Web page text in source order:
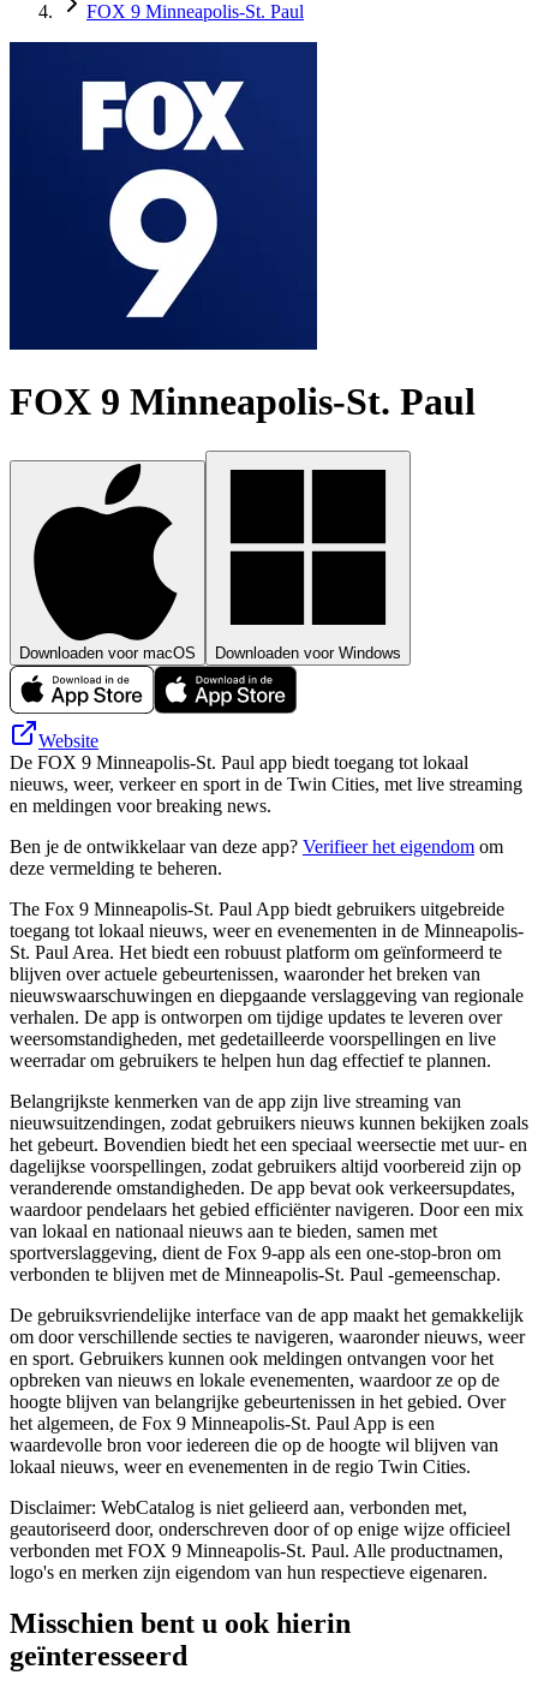
FOX 9 Minneapolis-St. Paul
FOX 9 Minneapolis-St. Paul
Downloaden voor macOS Downloaden voor Windows
Website
De FOX 9 Minneapolis-St. Paul app biedt toegang tot lokaal
nieuws, weer, verkeer en sport in de Twin Cities, met live streaming
en meldingen voor breaking news.
Ben je de ontwikkelaar van deze app? Verifieer het eigendom om
deze vermelding te beheren.
The Fox 9 Minneapolis-St. Paul App biedt gebruikers uitgebreide
toegang tot lokaal nieuws, weer en evenementen in de Minneapolis-
St. Paul Area. Het biedt een robuust platform om geïnformeerd te
blijven over actuele gebeurtenissen, waaronder het breken van
nieuwswaarschuwingen en diepgaande verslaggeving van regionale
verhalen. De app is ontworpen om tijdige updates te leveren over
weersomstandigheden, met gedetailleerde voorspellingen en live
weerradar om gebruikers te helpen hun dag effectief te plannen.
Belangrijkste kenmerken van de app zijn live streaming van
nieuwsuitzendingen, zodat gebruikers nieuws kunnen bekijken zoals
het gebeurt. Bovendien biedt het een speciaal weersectie met uur- en
dagelijkse voorspellingen, zodat gebruikers altijd voorbereid zijn op
veranderende omstandigheden. De app bevat ook verkeersupdates,
waardoor pendelaars het gebied efficiënter navigeren. Door een mix
van lokaal en nationaal nieuws aan te bieden, samen met
sportverslaggeving, dient de Fox 9-app als een one-stop-bron om
verbonden te blijven met de Minneapolis-St. Paul -gemeenschap.
De gebruiksvriendelijke interface van de app maakt het gemakkelijk
om door verschillende secties te navigeren, waaronder nieuws, weer
en sport. Gebruikers kunnen ook meldingen ontvangen voor het
opbreken van nieuws en lokale evenementen, waardoor ze op de
hoogte blijven van belangrijke gebeurtenissen in het gebied. Over
het algemeen, de Fox 9 Minneapolis-St. Paul App is een
waardevolle bron voor iedereen die op de hoogte wil blijven van
lokaal nieuws, weer en evenementen in de regio Twin Cities.
Disclaimer: WebCatalog is niet gelieerd aan, verbonden met,
geautoriseerd door, onderschreven door of op enige wijze officieel
verbonden met FOX 9 Minneapolis-St. Paul. Alle productnamen,
logo's en merken zijn eigendom van hun respectieve eigenaren.
Misschien bent u ook hierin
geïnteresseerd